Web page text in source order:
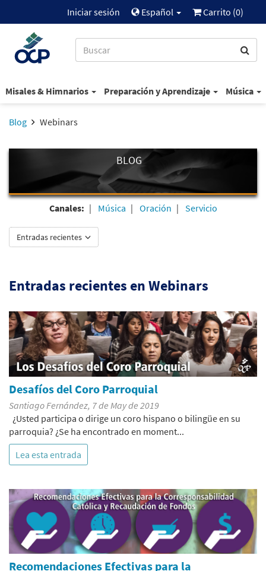
Iniciar sesión Español Carrito (0)
Misales & Himnarios Preparación y Aprendizaje Música
Blog Webinars
BLOG
Canales: Música Oración Servicio
Entradas recientes
Entradas recientes en Webinars
Desafíos del Coro Parroquial
Santiago Fernández, 7 de May de 2019
¿Usted participa o dirige un coro hispano o bilingüe en su
parroquia? ¿Se ha encontrado en moment...
Lea esta entrada
Recomendaciones Efectivas para la